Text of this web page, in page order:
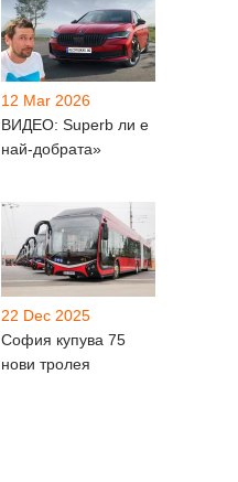
12 Mar 2026
ВИДЕО: Superb ли е
най-добрата»
22 Dec 2025
София купува 75
нови тролея